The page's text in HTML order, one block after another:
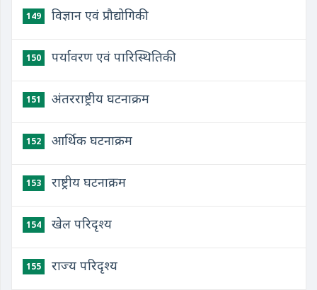
149 विज्ञान एवं प्रौद्योगिकी
150 पर्यावरण एवं पारिस्थितिकी
151 अंतरराष्ट्रीय घटनाक्रम
152 आर्थिक घटनाक्रम
153 राष्ट्रीय घटनाक्रम
154 खेल परिदृश्य
155 राज्य परिदृश्य